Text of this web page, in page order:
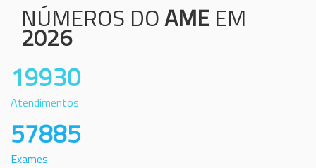
NÚMEROS DOAME EM
2026
19930
Atendimentos
57885
Exames